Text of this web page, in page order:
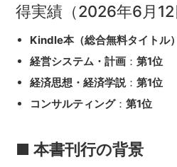
得実績（2026年6月12
Kindle本（総合無料タイトル）
経営システム・計画： 第1位
経済思想・経済学説： 第1位
コンサルティング： 第1位
■本書刊行の背景